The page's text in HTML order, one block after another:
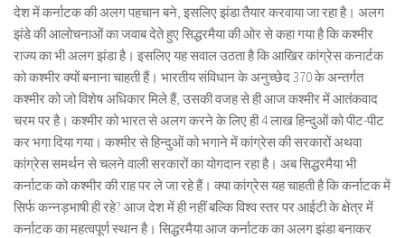
देश में कर्नाटक की अलग पहचान बने, इसलिए झंडा तैयार करवाया जा रहा है। अलग
झंडे की आलोचनाओं का जवाब देते हुए सिद्धरमैया की ओर से कहा गया है कि कश्मीर
राज्य का भी अलग झंडा है। इसलिए यह सवाल उठता है कि आखिर कांग्रेस कनार्टक
को कश्मीर क्यों बनाना चाहती हैं। भारतीय संविधान के अनुच्छेद 370 के अन्तर्गत
कश्मीर को जो विशेष अधिकार मिले हैं, उसकी वजह से ही आज कश्मीर में आतंकवाद
चरम पर है। कश्मीर को भारत से अलग करने के लिए ही 4 लाख हिन्दुओं को पीट-पीट
कर भगा दिया गया। कश्मीर से हिन्दुओं को भगाने में कांग्रेस की सरकारों अथवा
कांग्रेस समर्थन से चलने वाली सरकारों का योगदान रहा है। अब सिद्धरमैया भी
कर्नाटक को कश्मीर की राह पर ले जा रहे हैं। क्या कांग्रेस यह चाहती है कि कर्नाटक में
सिर्फ कन्नड़भाषी ही रहे? आज देश में ही नहीं बल्कि विश्व स्तर पर आईटी के क्षेत्र में
कर्नाटक का महत्वपूर्ण स्थान है। सिद्धरमैया आज कर्नाटक का अलग झंडा बनाकर